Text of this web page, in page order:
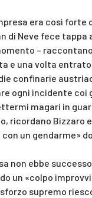
era così forte
di Neve fece tappa
–
e una volta
confinarie
ogni incidente coi
magari in
ricordano Bizzaro
un gendarme»
non ebbe
un «colpo
supremo